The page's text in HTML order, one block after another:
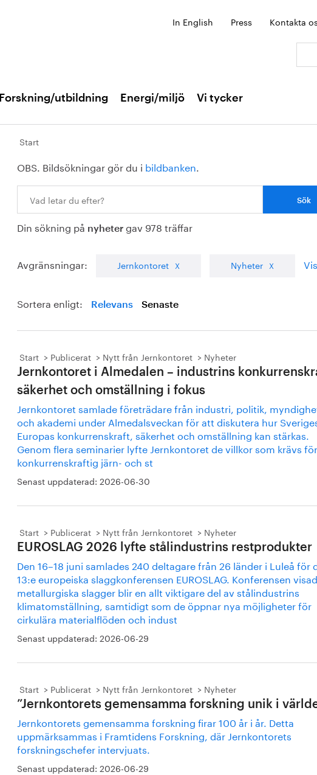
In English Press Kontakta
Forskning/utbildning Energi/miljö Vi tycker
Start
OBS. Bildsökningar gör du i bildbanken.
Din sökning på nyheter gav 978 träffar
Avgränsningar: Jernkontoret Nyheter
Sortera enligt: Relevans Senaste
Start Publicerat Nytt från Jernkontoret Nyheter
Jernkontoret i Almedalen – industrins
säkerhet och omställning i fokus
Jernkontoret samlade företrädare från industri, politik,
och akademi under Almedalsveckan för att diskutera hur
Europas konkurrenskraft, säkerhet och omställning kan stärkas.
Genom flera seminarier lyfte Jernkontoret de villkor som krävs
konkurrenskraftig järn- och st
Senast uppdaterad: 2026-06-30
Start Publicerat Nytt från Jernkontoret Nyheter
EUROSLAG 2026 lyfte stålindustrins restprodukter
Den 16–18 juni samlades 240 deltagare från 26 länder i Luleå för
13:e europeiska slaggkonferensen EUROSLAG. Konferensen
metallurgiska slagger blir en allt viktigare del av stålindustrins
klimatomställning, samtidigt som de öppnar nya möjligheter för
cirkulära materialflöden och indust
Senast uppdaterad: 2026-06-29
Start Publicerat Nytt från Jernkontoret Nyheter
”Jernkontorets gemensamma forskning unik i
Jernkontorets gemensamma forskning firar 100 år i år. Detta
uppmärksammas i Framtidens Forskning, där Jernkontorets
forskningschefer intervjuats.
Senast uppdaterad: 2026-06-29